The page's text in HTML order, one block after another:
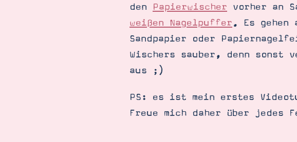
den Papierwischer vorher an
weißen Nagelpuffer. Es gehen
Sandpapier oder
Wischers sauber, denn sonst
aus ;)
PS: es ist mein erstes
Freue mich daher über jedes